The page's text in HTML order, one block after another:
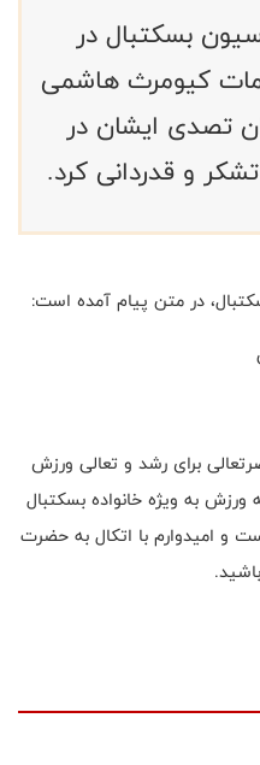
بسکتبال در
کیومرث هاشمی
تصدی ایشان در
و قدردانی کرد.
در متن پیام آمده است:
برای رشد و تعالی ورزش
به ویژه خانواده بسکتبال
و امیدوارم با اتکال به حضرت